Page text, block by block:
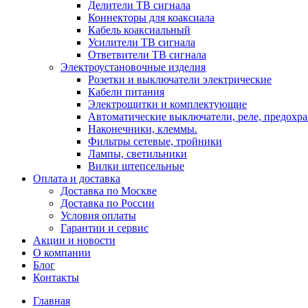
Делители ТВ сигнала
Коннекторы для коаксиала
Кабель коаксиальный
Усилители ТВ сигнала
Ответвители ТВ сигнала
Электроустановочные изделия
Розетки и выключатели электрические
Кабели питания
Электрощитки и комплектующие
Автоматические выключатели, реле,
Наконечники, клеммы.
Фильтры сетевые, тройники
Лампы, светильники
Вилки штепсельные
Оплата и доставка
Доставка по Москве
Доставка по России
Условия оплаты
Гарантии и сервис
Акции и новости
О компании
Блог
Контакты
Главная